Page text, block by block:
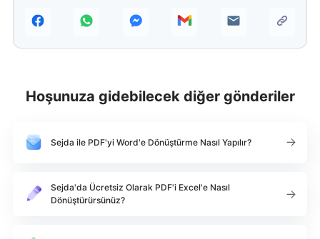
Hoşunuza gidebilecek diğer gönderiler
Sejda ile PDF'yi Word'e Dönüştürme Nasıl Yapılır?
Sejda'da Ücretsiz Olarak PDF'i Excel'e Nasıl
Dönüştürürsünüz?